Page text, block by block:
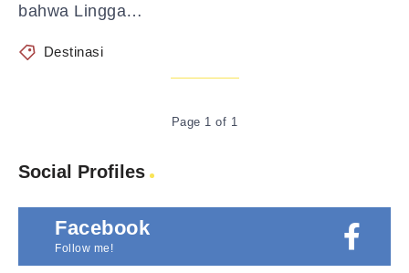
bahwa Lingga…
Destinasi
Page 1 of 1
Social Profiles
Facebook
Follow me!